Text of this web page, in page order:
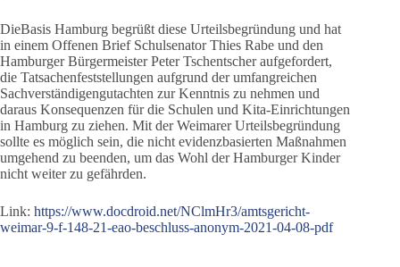
DieBasis Hamburg begrüßt diese Urteilsbegründung und hat
in einem Offenen Brief Schulsenator Thies Rabe und den
Hamburger Bürgermeister Peter Tschentscher aufgefordert,
die Tatsachenfeststellungen aufgrund der umfangreichen
Sachverständigengutachten zur Kenntnis zu nehmen und
daraus Konsequenzen für die Schulen und Kita-Einrichtungen
in Hamburg zu ziehen. Mit der Weimarer Urteilsbegründung
sollte es möglich sein, die nicht evidenzbasierten Maßnahmen
umgehend zu beenden, um das Wohl der Hamburger Kinder
nicht weiter zu gefährden.
Link: https://www.docdroid.net/NClmHr3/amtsgericht-
weimar-9-f-148-21-eao-beschluss-anonym-2021-04-08-pdf